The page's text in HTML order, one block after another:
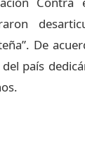
De
país